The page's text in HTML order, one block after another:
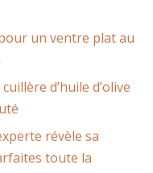
un ventre plat au
d’huile d’olive
révèle sa
toute la